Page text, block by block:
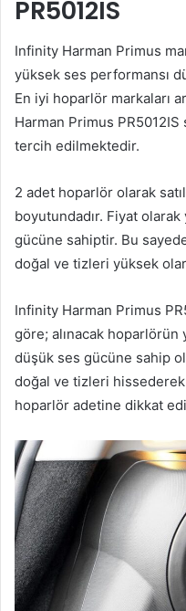
PR5012IS
Infinity Harman Primus
yüksek ses performansı
En iyi hoparlör markaları
Harman Primus
tercih edilmektedir.
2 adet hoparlör olarak
boyutundadır. Fiyat
gücüne sahiptir. Bu
doğal ve tizleri yüksek
Infinity Harman Primus
göre; alınacak
düşük ses gücüne sahip
doğal ve tizleri
hoparlör adetine dikkat